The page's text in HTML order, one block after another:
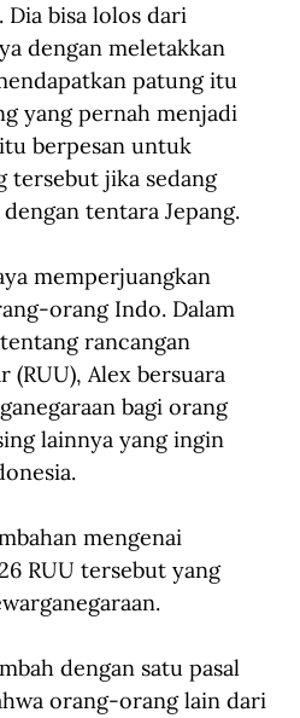
bisa lolos dari
dengan meletakkan
patung itu
yang pernah menjadi
berpesan untuk
tersebut jika sedang
tentara Jepang.
memperjuangkan
orang Indo. Dalam
rancangan
(RUU), Alex bersuara
bagi orang
lainnya yang ingin
mengenai
RUU tersebut yang
dengan satu pasal
orang-orang lain dari